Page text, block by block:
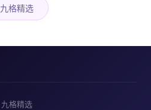
九格精选
九格精选